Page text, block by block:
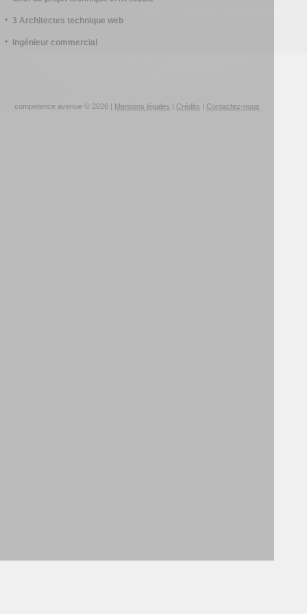
3 Architectes technique web
Ingénieur commercial
competence avenue © 2026 | Mentions légales Crédits Contactez-nous